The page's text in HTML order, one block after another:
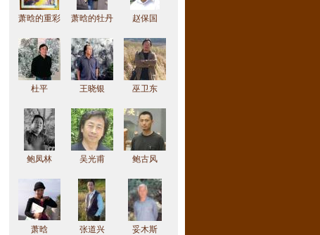
萧晗的重彩
萧晗的牡丹
赵保国
杜平 王晓银 巫卫东
鲍凤林 吴光甫 鲍古风
萧晗 张道兴 妥木斯